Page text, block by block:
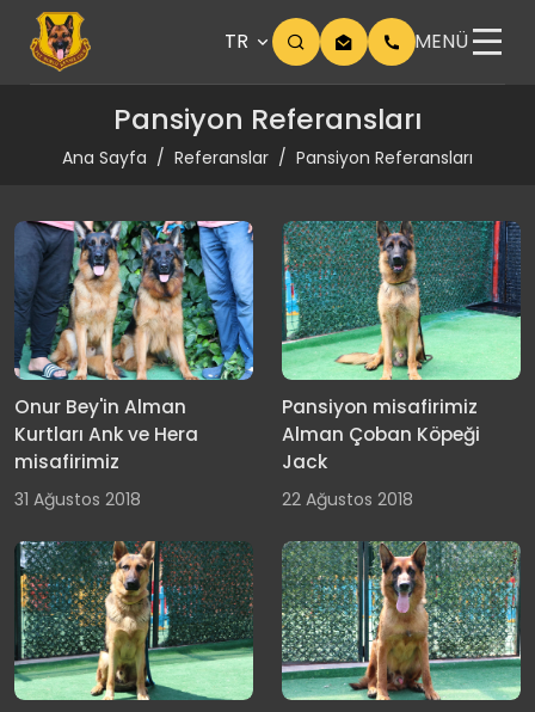
TR MENÜ
Pansiyon Referansları
Ana Sayfa Referanslar Pansiyon Referansları
Onur Bey'in Alman
Kurtları Ank ve Hera
misafirimiz
31 Ağustos 2018
Pansiyon misafirimiz
Alman Çoban Köpeği
Jack
22 Ağustos 2018